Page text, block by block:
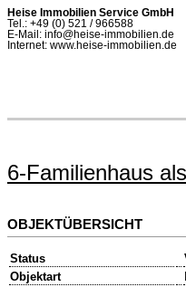
Heise Immobilien Service GmbH
Tel.: +49 (0) 521 / 966588
E-Mail: info@heise-immobilien.de
Internet: www.heise-immobilien.de
6-Familienhaus
OBJEKTÜBERSICHT
Status
Objektart